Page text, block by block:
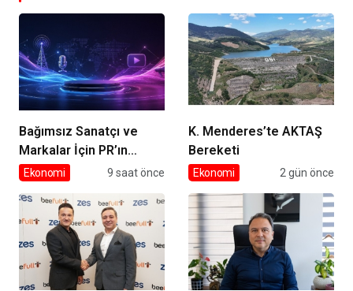
Bağımsız Sanatçı ve
Markalar İçin PR’ın
Kuralları Değişiyor
Ekonomi 9 saat önce
K. Menderes’te AKTAŞ
Bereketi
Ekonomi 2 gün önce